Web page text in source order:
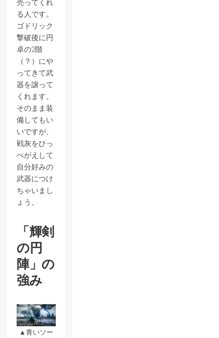
売ってくれ
る人です。
ゴドリック
撃破後に円
卓の2階
（？）にや
ってきて武
器を譲って
くれます。
そのまま装
備してもい
いですが、
戦灰をひっ
ぺがえして
自分好みの
武器につけ
ちゃいまし
ょう。
「輝剣
の円
陣」の
強み
▲青いソー